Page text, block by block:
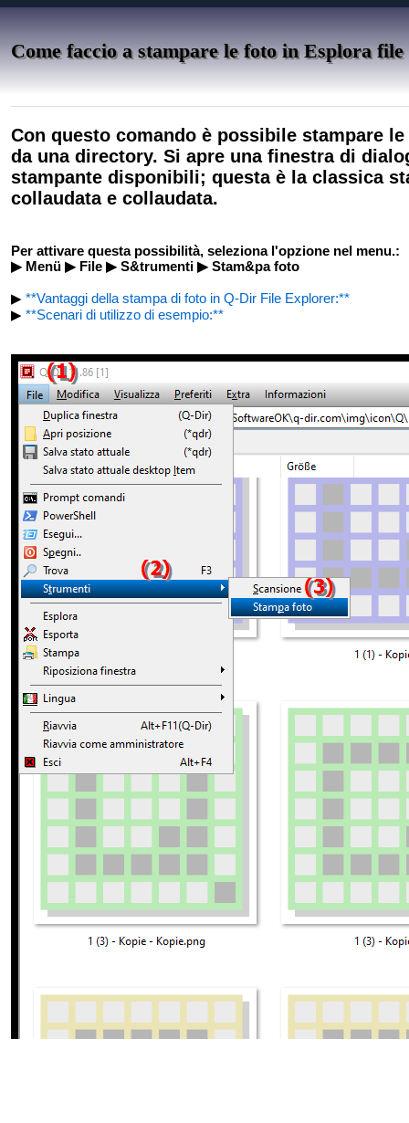
Come faccio a stampare le foto in Esplora
Con questo comando è possibile stampare
da una directory. Si apre una finestra di
stampante disponibili; questa è la classica
collaudata e collaudata.
Per attivare questa possibilità, seleziona l'opzione nel menu.:
▶ Menü ▶ File ▶ S&trumenti ▶ Stam&pa foto
▶ **Vantaggi della stampa di foto in Q-Dir File Explorer:**
▶ **Scenari di utilizzo di esempio:**